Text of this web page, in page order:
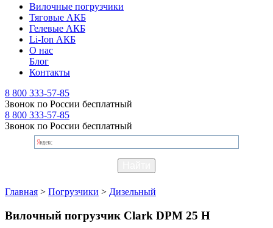
Вилочные погрузчики
Тяговые АКБ
Гелевые АКБ
Li-Ion АКБ
О нас
Блог
Контакты
8 800 333-57-85
Звонок по России бесплатный
8 800 333-57-85
Звонок по России бесплатный
Главная > Погрузчики > Дизельный
Вилочный погрузчик Clark DPM 25 H